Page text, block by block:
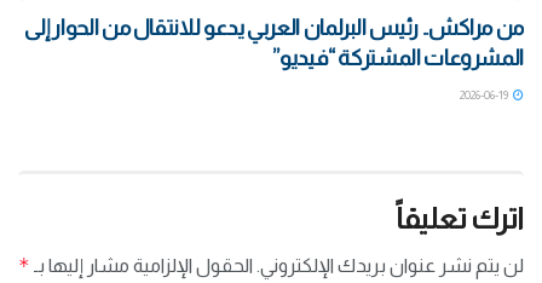
من مراكش.. رئيس البرلمان العربي يدعو للانتقال من الحوار إلى
المشروعات المشتركة “فيديو”
اترك تعليقاً
لن يتم نشر عنوان بريدك الإلكتروني. الحقول الإلزامية مشار إليها بـ *